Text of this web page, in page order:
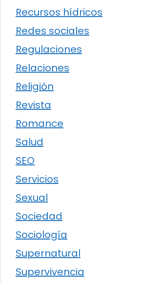
Recursos hídricos
Redes sociales
Regulaciones
Relaciones
Religión
Revista
Romance
Salud
SEO
Servicios
Sexual
Sociedad
Sociología
Supernatural
Supervivencia